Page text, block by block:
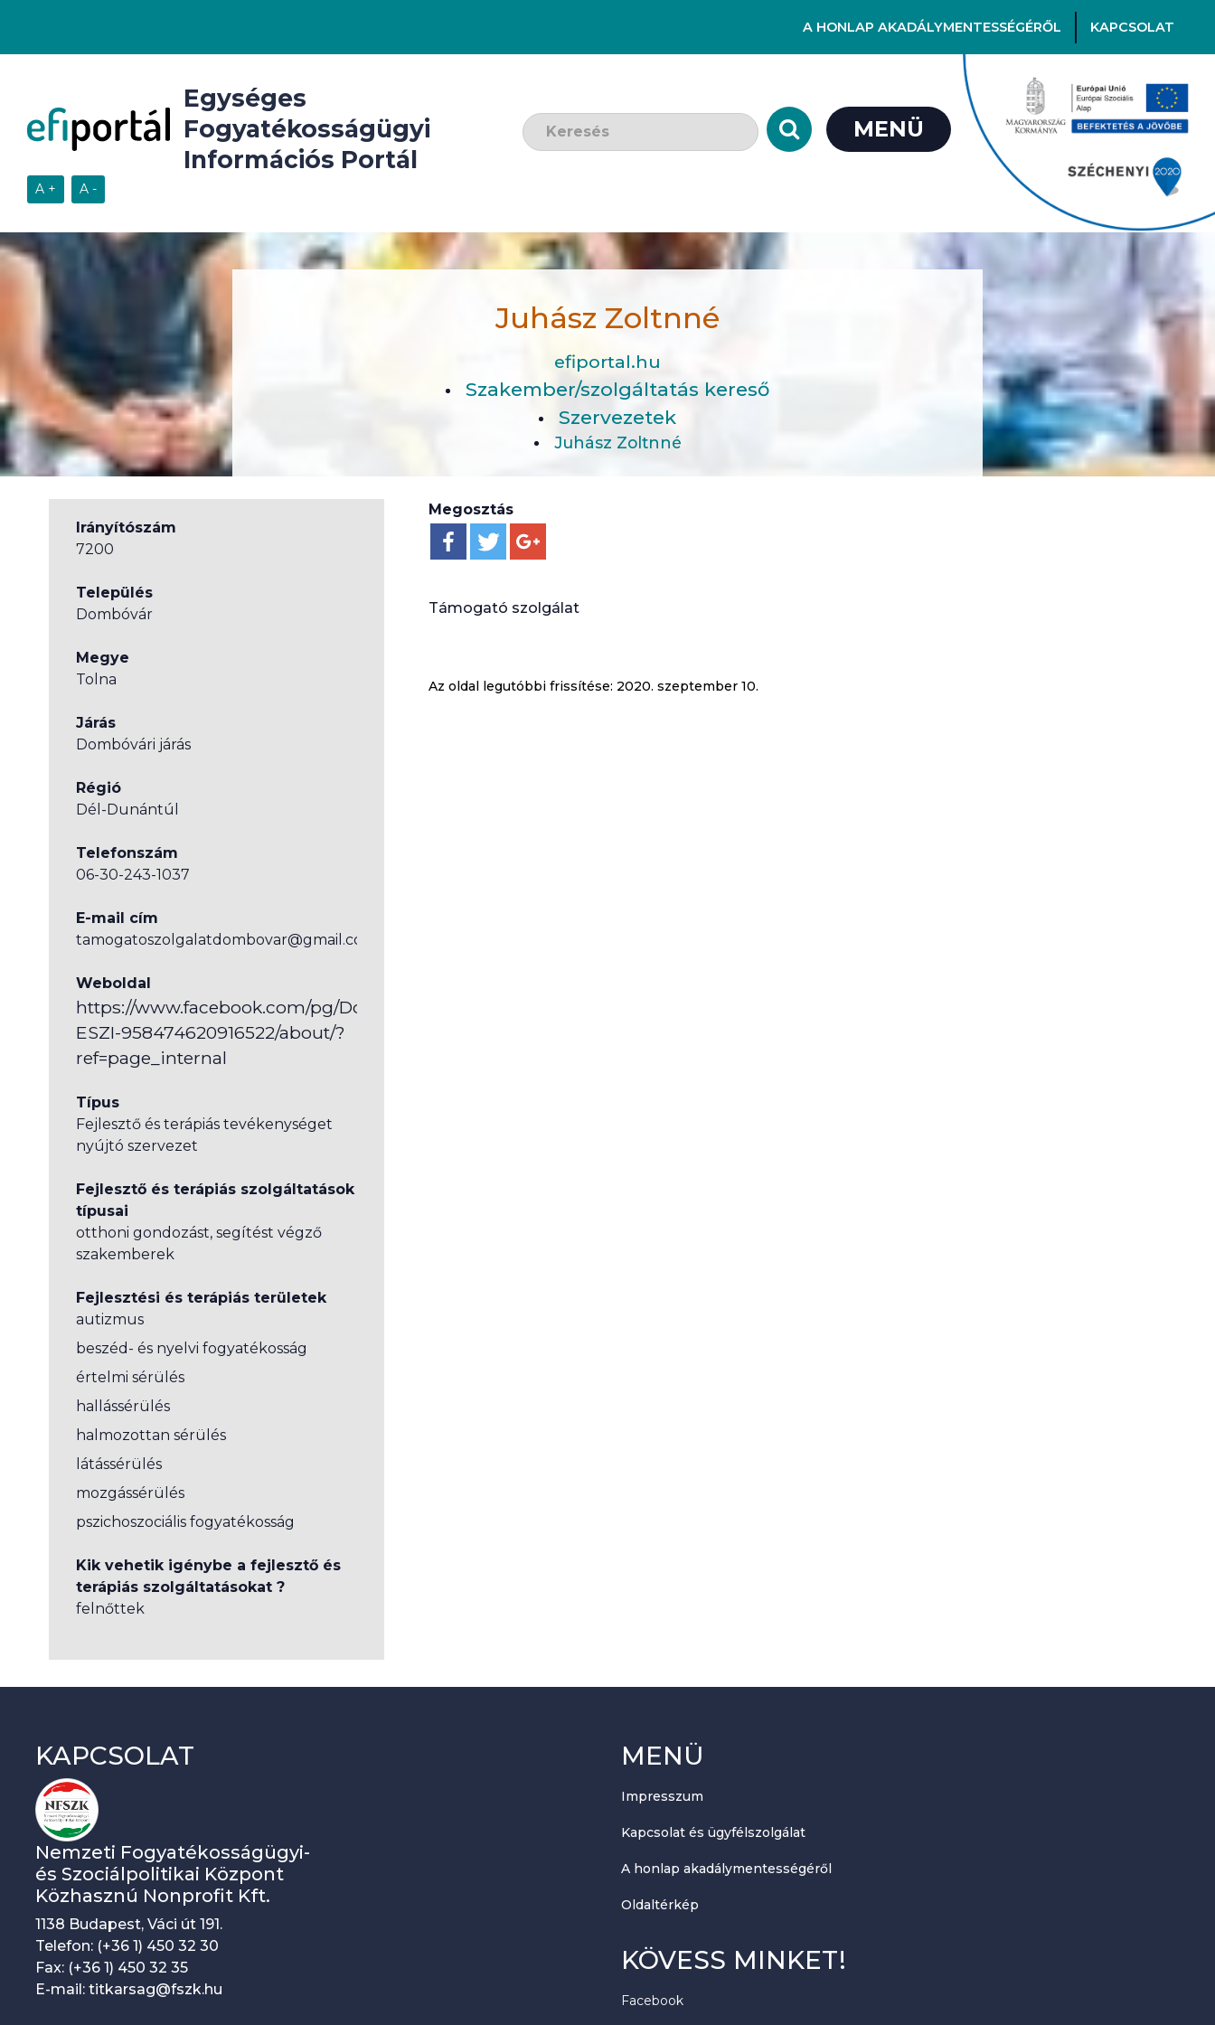
A HONLAP AKADÁLYMENTESSÉGÉRŐL KAPCSOLAT
Egységes
Fogyatékosságügyi
Információs Portál
Keresendő szó: MENÜ
Juhász Zoltnné
efiportal.hu
Szakember/szolgáltatás kereső
Szervezetek
Juhász Zoltnné
Irányítószám
7200
Település
Dombóvár
Megye
Tolna
Járás
Dombóvári járás
Régió
Dél-Dunántúl
Telefonszám
06-30-243-1037
E-mail cím
tamogatoszolgalatdombovar@gmail.com
Weboldal
https://www.facebook.com/pg/Domb%C3%B3v%C3%A1ri-
ESZI-958474620916522/about/?
ref=page_internal
Típus
Fejlesztő és terápiás tevékenységet
nyújtó szervezet
Fejlesztő és terápiás szolgáltatások
típusai
otthoni gondozást, segítést végző
szakemberek
Fejlesztési és terápiás területek
autizmus
beszéd- és nyelvi fogyatékosság
értelmi sérülés
hallássérülés
halmozottan sérülés
látássérülés
mozgássérülés
pszichoszociális fogyatékosság
Kik vehetik igénybe a fejlesztő és
terápiás szolgáltatásokat ?
felnőttek
Megosztás
Támogató szolgálat
Az oldal legutóbbi frissítése: 2020. szeptember 10.
KAPCSOLAT
Nemzeti Fogyatékosságügyi-
és Szociálpolitikai Központ
Közhasznú Nonprofit Kft.
1138 Budapest, Váci út 191.
Telefon: (+36 1) 450 32 30
Fax: (+36 1) 450 32 35
E-mail: titkarsag@fszk.hu
MENÜ
Impresszum
Kapcsolat és ügyfélszolgálat
A honlap akadálymentességéről
Oldaltérkép
KÖVESS MINKET!
Facebook